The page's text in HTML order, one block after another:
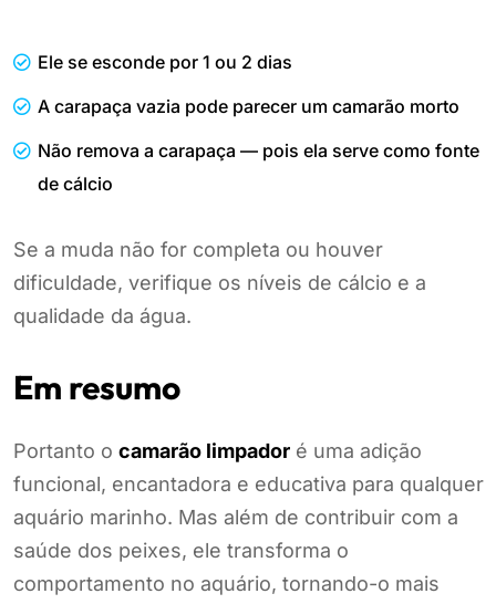
Ele se esconde por 1 ou 2 dias
A carapaça vazia pode parecer um camarão morto
Não remova a carapaça — pois ela serve como fonte
de cálcio
Se a muda não for completa ou houver
dificuldade, verifique os níveis de cálcio e a
qualidade da água.
Em resumo
Portanto o camarão limpador é uma adição
funcional, encantadora e educativa para qualquer
aquário marinho. Mas além de contribuir com a
saúde dos peixes, ele transforma o
comportamento no aquário, tornando-o mais